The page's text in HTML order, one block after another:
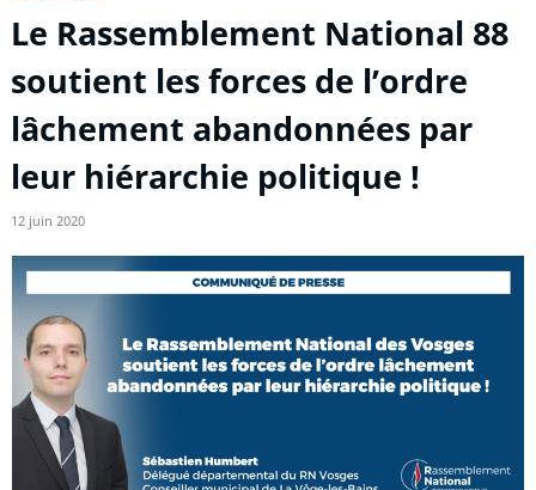
Le Rassemblement National 88
soutient les forces de l’ordre
lâchement abandonnées par
leur hiérarchie politique !
12 juin 2020